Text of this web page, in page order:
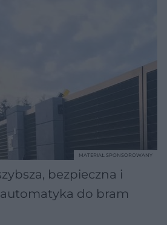
bezpieczna i
do bram
MATERIAŁ SPONSOROWANY